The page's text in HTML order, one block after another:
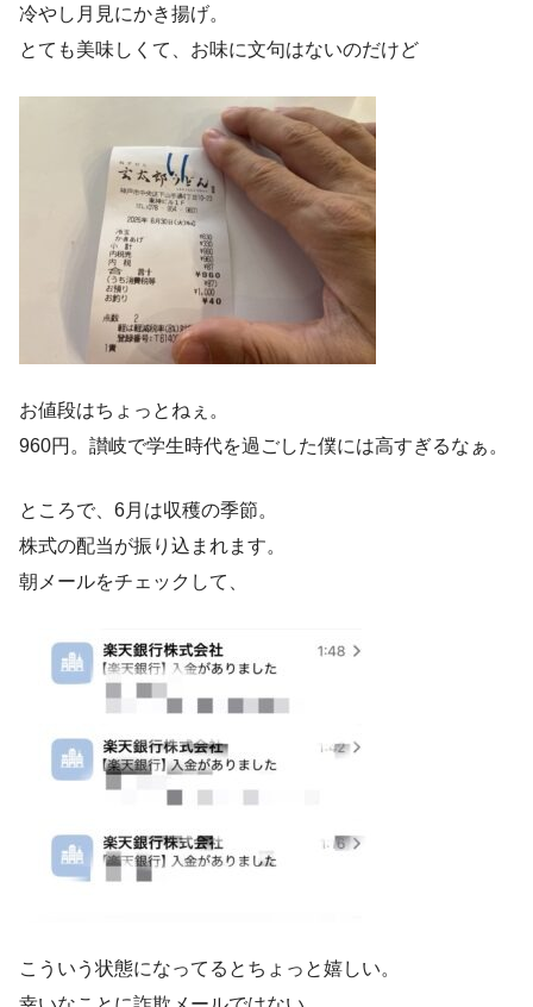
冷やし月見にかき揚げ。
とても美味しくて、お味に文句はないのだけど
お値段はちょっとねぇ。
960円。讃岐で学生時代を過ごした僕には高すぎるなぁ。
ところで、6月は収穫の季節。
株式の配当が振り込まれます。
朝メールをチェックして、
こういう状態になってるとちょっと嬉しい。